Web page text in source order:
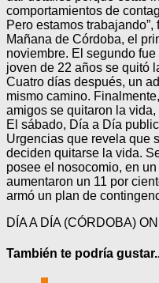
comportamientos de
Pero estamos
Mañana de Córdoba, el
noviembre. El segundo
joven de 22 años se quitó
Cuatro días después, un
mismo camino.
amigos se quitaron la
El sábado, Día a Día
Urgencias que revela que
deciden quitarse la vida.
posee el nosocomio, en
aumentaron un 11 por
armó un plan de
DÍA A DÍA (CÓRDOBA)
También te podría